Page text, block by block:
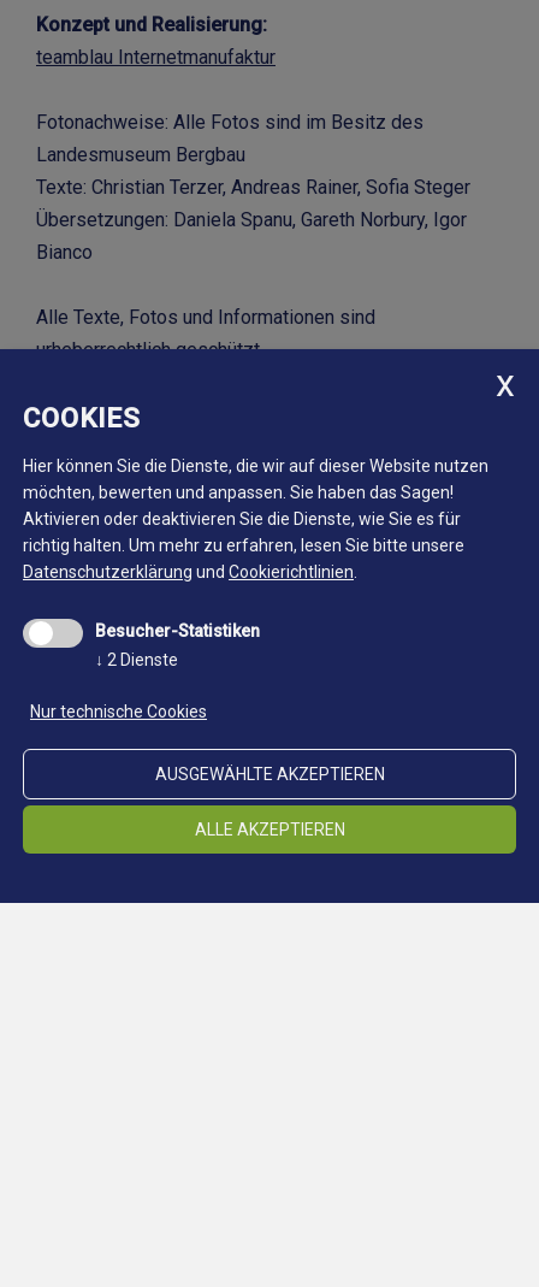
Konzept und Realisierung:
teamblau Internetmanufaktur
Fotonachweise: Alle Fotos sind im Besitz des
Landesmuseum Bergbau
Texte: Christian Terzer, Andreas Rainer, Sofia Steger
Übersetzungen: Daniela Spanu, Gareth Norbury, Igor
Bianco
Alle Texte, Fotos und Informationen sind
urheberrechtlich geschützt.
Landesmuseum Bergbau
STANDORTE
Standort Schneeberg
COOKIES
Hier können Sie die Dienste, die wir auf dieser Website nutzen
möchten, bewerten und anpassen. Sie haben das Sagen!
Aktivieren oder deaktivieren Sie die Dienste, wie Sie es für
richtig halten. Um mehr zu erfahren, lesen Sie bitte unsere
Datenschutzerklärung und Cookierichtlinien
Besucher-Statistiken
↓ 2 Dienste
Nur technische Cookies
AUSGEWÄHLTE AKZEPTIEREN
ALLE AKZEPTIEREN